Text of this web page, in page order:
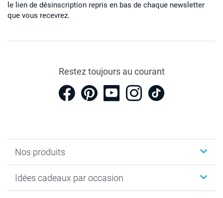
le lien de désinscription repris en bas de chaque newsletter
que vous recevrez.
Restez toujours au courant
Nos produits
Calendrier photo & Agenda photo
Idées cadeaux par occasion